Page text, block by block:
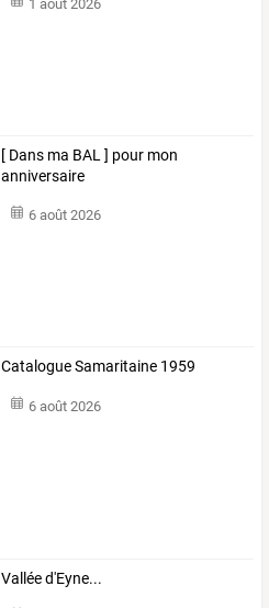
1 août 2026
[ Dans ma BAL ] pour mon
anniversaire
6 août 2026
Catalogue Samaritaine 1959
6 août 2026
Vallée d'Eyne...